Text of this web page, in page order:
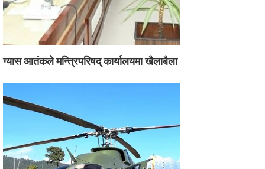
ग्यास आतंकले मन्त्रिपरिषद् कार्यालयमा खैलाबैला